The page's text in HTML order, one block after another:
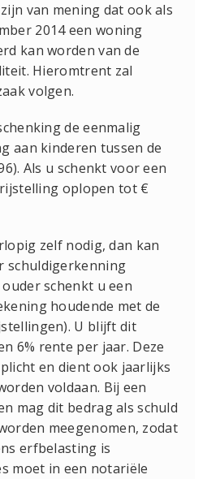
van mening dat ook als
2014 een woning
kan worden van de
Hieromtrent zal
volgen.
de eenmalig
aan kinderen tussen de
Als u schenkt voor een
oplopen tot €
zelf nodig, dan kan
schuldigerkenning
schenkt u een
houdende met de
U blijft dit
6% rente per jaar. Deze
en dient ook jaarlijks
voldaan. Bij een
mag dit bedrag als schuld
meegenomen, zodat
erfbelasting is
moet in een notariële